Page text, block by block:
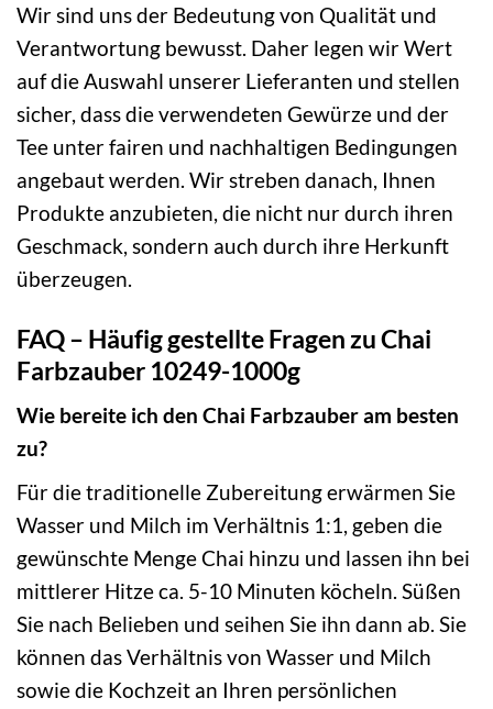
Wir sind uns der Bedeutung von Qualität und
Verantwortung bewusst. Daher legen wir Wert
auf die Auswahl unserer Lieferanten und stellen
sicher, dass die verwendeten Gewürze und der
Tee unter fairen und nachhaltigen Bedingungen
angebaut werden. Wir streben danach, Ihnen
Produkte anzubieten, die nicht nur durch ihren
Geschmack, sondern auch durch ihre Herkunft
überzeugen.
FAQ – Häufig gestellte Fragen zu Chai
Farbzauber 10249-1000g
Wie bereite ich den Chai Farbzauber am besten
zu?
Für die traditionelle Zubereitung erwärmen Sie
Wasser und Milch im Verhältnis 1:1, geben die
gewünschte Menge Chai hinzu und lassen ihn bei
mittlerer Hitze ca. 5-10 Minuten köcheln. Süßen
Sie nach Belieben und seihen Sie ihn dann ab. Sie
können das Verhältnis von Wasser und Milch
sowie die Kochzeit an Ihren persönlichen